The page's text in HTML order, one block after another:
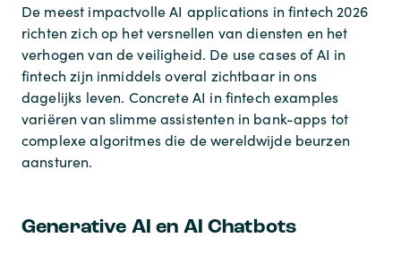
De meest impactvolle AI applications in fintech 2026
richten zich op het versnellen van diensten en het
verhogen van de veiligheid. De use cases of AI in
fintech zijn inmiddels overal zichtbaar in ons
dagelijks leven. Concrete AI in fintech examples
variëren van slimme assistenten in bank-apps tot
complexe algoritmes die de wereldwijde beurzen
aansturen.
Generative AI en AI Chatbots